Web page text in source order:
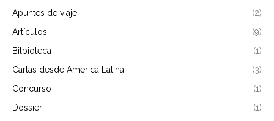
Apuntes de viaje
(2)
Artículos
(9)
Bilbioteca
(1)
Cartas desde America Latina
(3)
Concurso
(1)
Dossier
(1)